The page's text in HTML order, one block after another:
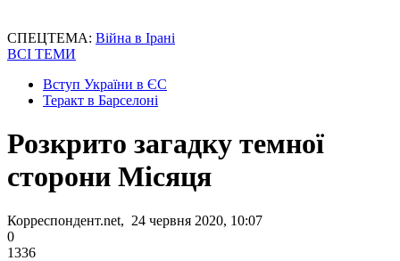
СПЕЦТЕМА: Війна в Ірані
ВСІ ТЕМИ
Вступ України в ЄС
Теракт в Барселоні
Розкрито загадку темної
сторони Місяця
Корреспондент.net, 24 червня 2020, 10:07
0
1336